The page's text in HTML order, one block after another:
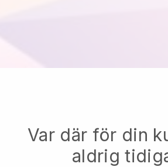
Var där för din
aldrig